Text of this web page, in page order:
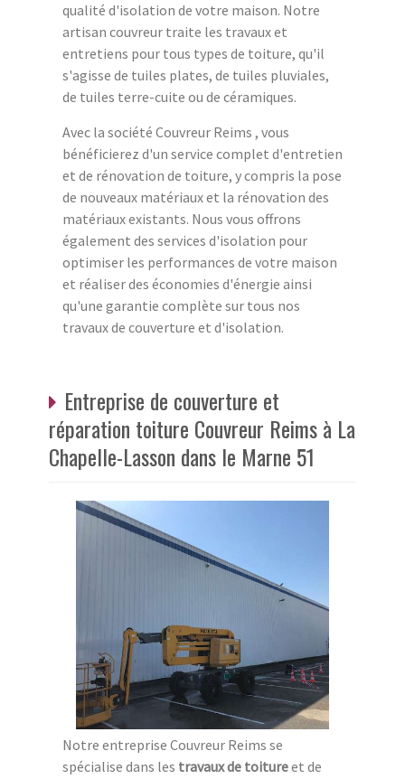
qualité d'isolation de votre maison. Notre
artisan couvreur traite les travaux et
entretiens pour tous types de toiture, qu'il
s'agisse de tuiles plates, de tuiles pluviales,
de tuiles terre-cuite ou de céramiques.
Avec la société Couvreur Reims , vous
bénéficierez d'un service complet d'entretien
et de rénovation de toiture, y compris la pose
de nouveaux matériaux et la rénovation des
matériaux existants. Nous vous offrons
également des services d'isolation pour
optimiser les performances de votre maison
et réaliser des économies d'énergie ainsi
qu'une garantie complète sur tous nos
travaux de couverture et d'isolation.
Entreprise de couverture et
réparation toiture Couvreur Reims à La
Chapelle-Lasson dans le Marne 51
Notre entreprise Couvreur Reims se
spécialise dans les travaux de toitureet de